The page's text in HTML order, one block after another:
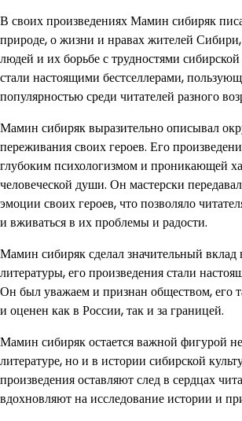
В своих произведениях Мамин сибиряк
природе, о жизни и нравах жителей
людей и их борьбе с трудностями
стали настоящими бестселлерами,
популярностью среди читателей разного
Мамин сибиряк выразительно описывал
переживания своих героев. Его
глубоким психологизмом и проникающей
человеческой души. Он мастерски
эмоции своих героев, что позволяло
и вживаться в их проблемы и радости.
Мамин сибиряк сделал значительный вклад
литературы, его произведения стали
Он был уважаем и признан обществом, его
и оценен как в России, так и за границей.
Мамин сибиряк остается важной фигурой
литературе, но и в истории сибирской
произведения оставляют след в сердцах
вдохновляют на исследование истории и